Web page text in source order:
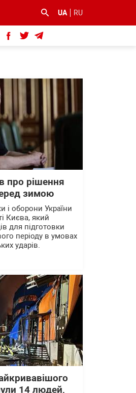
UA RU
про рішення
зимою
і оборони України
Києва, який
для підготовки
періоду в умовах
ударів.
14 людей,